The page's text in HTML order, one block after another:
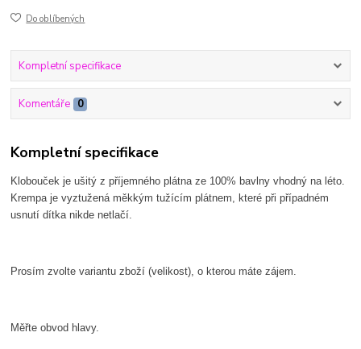
Do oblíbených
Kompletní specifikace
Komentáře 0
Kompletní specifikace
Klobouček je ušitý z příjemného plátna ze 100% bavlny vhodný na léto.
Krempa je vyztužená měkkým tužícím plátnem, které při případném
usnutí dítka nikde netlačí.
Prosím zvolte variantu zboží (velikost), o kterou máte zájem.
Měřte obvod hlavy.